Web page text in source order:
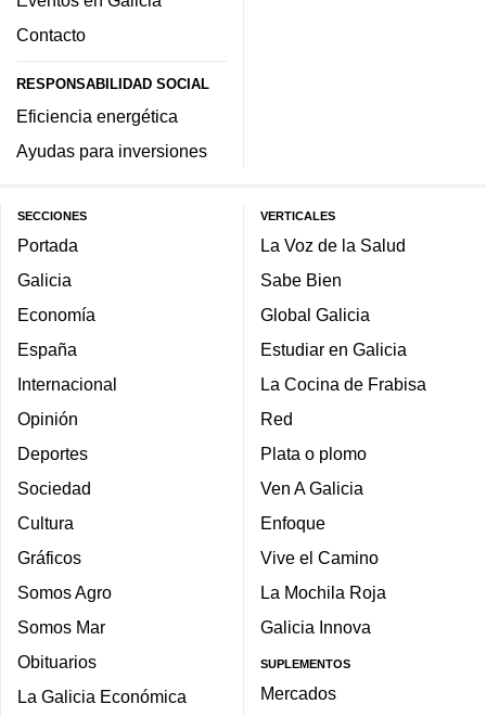
Contacto
RESPONSABILIDAD SOCIAL
Eficiencia energética
Ayudas para inversiones
SECCIONES
Portada
Galicia
Economía
España
Internacional
Opinión
Deportes
Sociedad
Cultura
Gráficos
Somos Agro
Somos Mar
Obituarios
La Galicia Económica
VERTICALES
La Voz de la Salud
Sabe Bien
Global Galicia
Estudiar en Galicia
La Cocina de Frabisa
Red
Plata o plomo
Ven A Galicia
Enfoque
Vive el Camino
La Mochila Roja
Galicia Innova
SUPLEMENTOS
Mercados